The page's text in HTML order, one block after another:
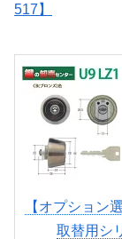
517】
【オプション
取替用シ